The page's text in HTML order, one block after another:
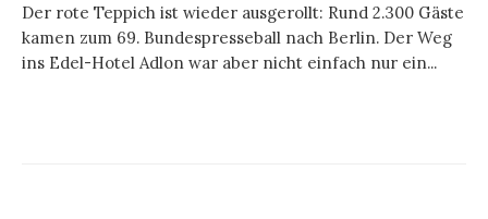
Der rote Teppich ist wieder ausgerollt: Rund 2.300 Gäste
kamen zum 69. Bundespresseball nach Berlin. Der Weg
ins Edel-Hotel Adlon war aber nicht einfach nur ein...